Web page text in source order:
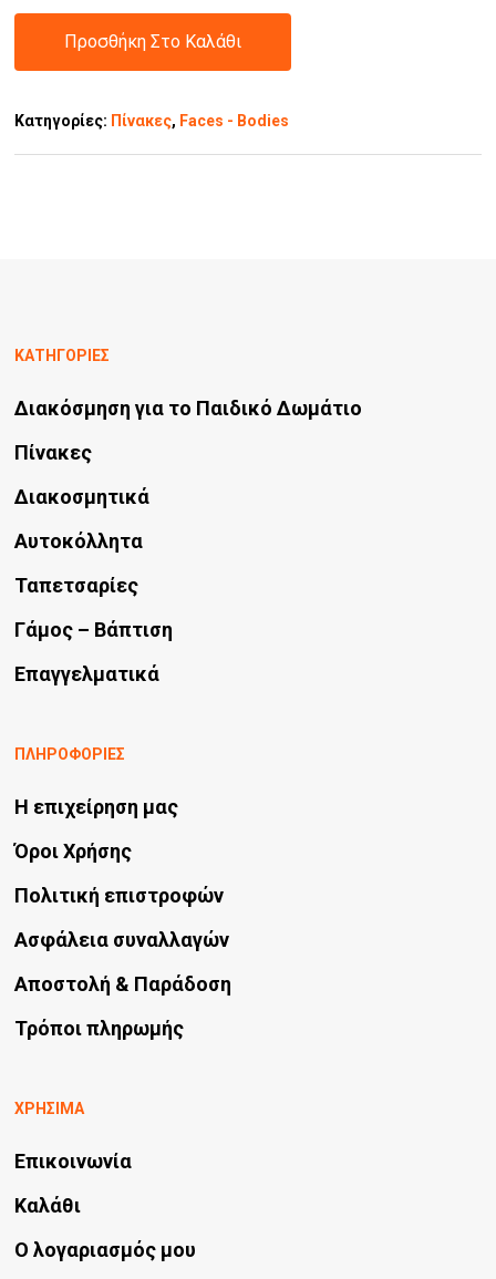
Προσθήκη Στο Καλάθι
Κατηγορίες: Πίνακες, Faces - Bodies
ΚΑΤΗΓΟΡΙΕΣ
Διακόσμηση για το Παιδικό Δωμάτιο
Πίνακες
Διακοσμητικά
Αυτοκόλλητα
Ταπετσαρίες
Γάμος – Βάπτιση
Επαγγελματικά
ΠΛΗΡΟΦΟΡΙΕΣ
Η επιχείρηση μας
Όροι Χρήσης
Πολιτική επιστροφών
Ασφάλεια συναλλαγών
Αποστολή & Παράδοση
Τρόποι πληρωμής
ΧΡΗΣΙΜΑ
Επικοινωνία
Καλάθι
Ο λογαριασμός μου